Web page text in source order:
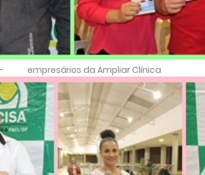
- empresários da Ampliar Clínica